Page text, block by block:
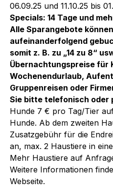
06.09.25 und 11.10.25 bis
Specials: 14 Tage und
Alle Sparangebote
aufeinanderfolgend
somit z. B. zu „14 zu 8“
Übernachtungspreise für
Wochenendurlaub,
Gruppenreisen oder
Sie bitte telefonisch oder
Hunde 7 € pro Tag/Tier
Hunde. Ab dem zweiten
Zusatzgebühr für die
an, max. 2 Haustiere in
Mehr Haustiere auf
Weitere Informationen
Webseite.